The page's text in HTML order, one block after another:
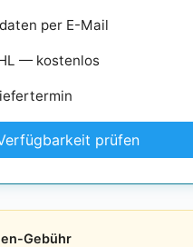
per E-Mail
— kostenlos
prüfen
Gebühr